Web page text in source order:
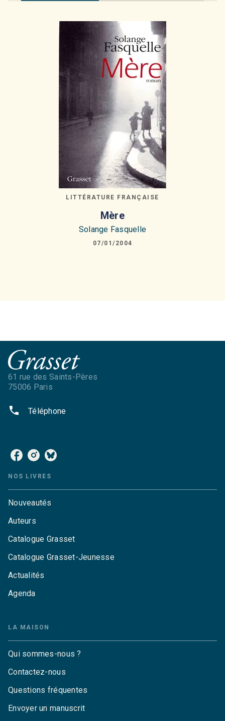
LITTÉRATURE FRANÇAISE
Mère
Solange Fasquelle
07/01/2004
61 rue des Saints-Pères
75006 Paris
phone Téléphone
NOS LIVRES
Nouveautés
Auteurs
Catalogue Grasset
Catalogue Grasset-Jeunesse
Actualités
Agenda
LA MAISON
Qui sommes-nous ?
Contactez-nous
Questions fréquentes
Envoyer un manuscrit